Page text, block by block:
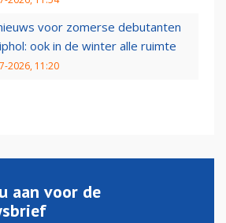
voor zomerse debutanten
ook in de winter alle ruimte
2026, 11:20
aan voor de